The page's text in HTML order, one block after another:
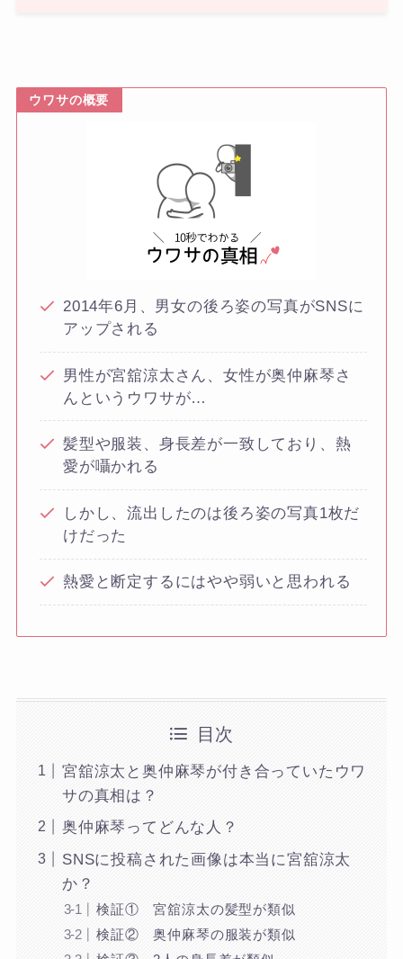
ウワサの概要
2014年6月、男女の後ろ姿の写真がSNSに
アップされる
男性が宮舘涼太さん、女性が奥仲麻琴さ
んというウワサが…
髪型や服装、身長差が一致しており、熱
愛が囁かれる
しかし、流出したのは後ろ姿の写真1枚だ
けだった
熱愛と断定するにはやや弱いと思われる
目次
宮舘涼太と奥仲麻琴が付き合っていたウワ
サの真相は？
奥仲麻琴ってどんな人？
SNSに投稿された画像は本当に宮舘涼太
か？
検証① 宮舘涼太の髪型が類似
検証② 奥仲麻琴の服装が類似